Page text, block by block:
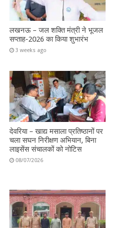
लखनऊ – जल शक्ति मंत्री ने भूजल
सप्ताह-2026 का किया शुभारंभ
3 weeks ago
देवरिया – खाद्य मसाला प्रतिष्ठानों पर
चला सघन निरीक्षण अभियान, बिना
लाइसेंस संचालकों को नोटिस
08/07/2026